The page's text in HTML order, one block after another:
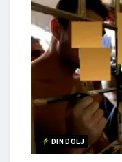
DIN DOLJ